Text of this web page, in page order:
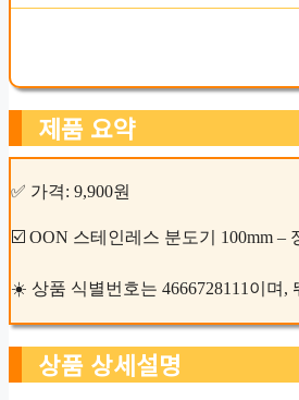
제품 요약
✅ 가격: 9,900원
☑️ OON 스테인레스 분도기 100mm –
☀️ 상품 식별번호는 4666728111이며
상품 상세설명